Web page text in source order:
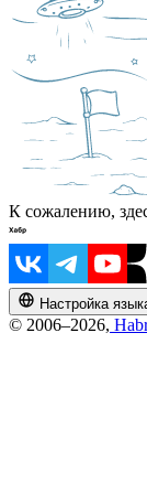
К сожалению,
Настройка
© 2006–2026,